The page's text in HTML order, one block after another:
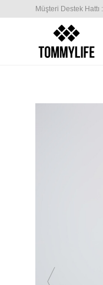
Müşteri Destek Hattı :